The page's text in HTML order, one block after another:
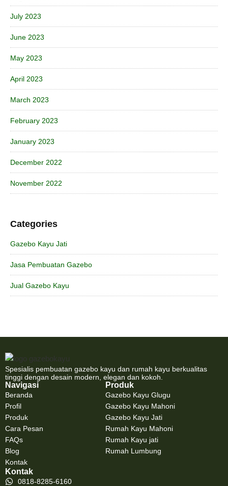
July 2023
June 2023
May 2023
April 2023
March 2023
February 2023
January 2023
December 2022
November 2022
Categories
Gazebo Kayu Jati
Jasa Pembuatan Gazebo
Jual Gazebo Kayu
Spesialis pembuatan gazebo kayu dan rumah kayu berkualitas
tinggi dengan desain modern, elegan dan kokoh.
Navigasi
Beranda
Profil
Produk
Cara Pesan
FAQs
Blog
Kontak
Produk
Gazebo Kayu Glugu
Gazebo Kayu Mahoni
Gazebo Kayu Jati
Rumah Kayu Mahoni
Rumah Kayu jati
Rumah Lumbung
Kontak
0818-8285-6160